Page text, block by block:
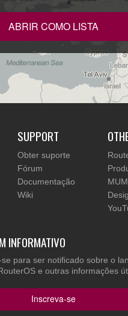
ABRIR COMO LISTA
SUPPORT
Obter suporte
Fórum
Documentação
Wiki
MUM
INFORMATIVO
para ser notificado sobre o
e outras informações
Inscreva-se